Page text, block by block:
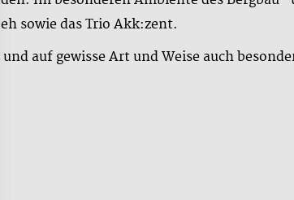
sowie das Trio Akk:zent.
auf gewisse Art und Weise auch